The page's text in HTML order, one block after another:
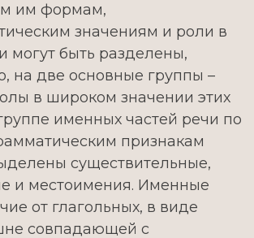
им формам,
значениям и роли в
могут быть разделены,
на две основные группы –
в широком значении этих
именных частей речи по
признакам
существительные,
и местоимения. Именные
от глагольных, в виде
совпадающей с